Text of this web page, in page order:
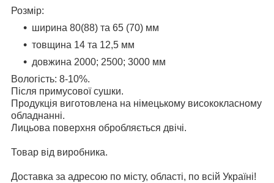
Розмір:
ширина 80(88) та 65 (70) мм
товщина 14 та 12,5 мм
довжина 2000; 2500; 3000 мм
Вологість: 8-10%.
Після примусової сушки.
Продукція виготовлена на німецькому висококласному
обладнанні.
Лицьова поверхня обробляється двічі.
Товар від виробника.
Доставка за адресою по місту, області, по всій Україні!